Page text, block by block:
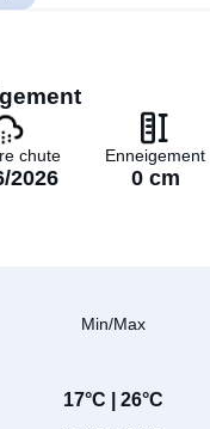
chute
2026
Enneigement
0 cm
Min/Max
17°C | 26°C